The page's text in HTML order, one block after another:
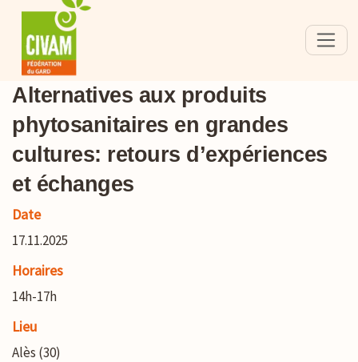
Alternatives aux produits
phytosanitaires en grandes
cultures: retours d’expériences
et échanges
Date
17.11.2025
Horaires
14h-17h
Lieu
Alès (30)